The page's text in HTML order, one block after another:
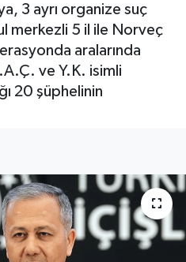
3 ayrı organize suç
merkezli 5 il ile Norveç
aralarında
ve Y.K. isimli
20 şüphelinin